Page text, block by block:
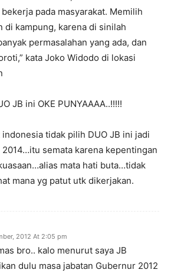
pada masyarakat. Memilih
di kampung, karena di sinilah
permasalahan yang ada, dan
kata Joko Widodo di lokasi
JB ini OKE PUNYAAAA..!!!!!
indonesia tidak pilih DUO JB ini jadi
semata karena kepentingan
mata hati buta…tidak
mana yg patut utk dikerjakan.
2012 At 2:05 pm
bro.. kalo menurut saya JB
dulu masa jabatan Gubernur 2012